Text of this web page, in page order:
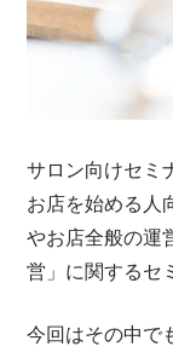
サロン向けセミ
お店を始める人
やお店全般の運
営」に関するセ
今回はその中で